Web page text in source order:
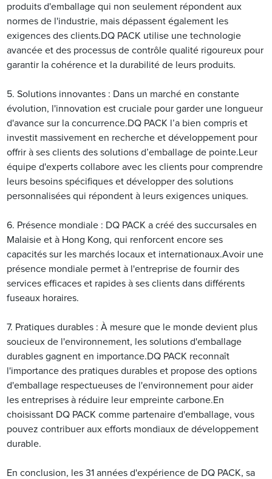
produits d'emballage qui non seulement répondent aux
normes de l'industrie, mais dépassent également les
exigences des clients.DQ PACK utilise une technologie
avancée et des processus de contrôle qualité rigoureux pour
garantir la cohérence et la durabilité de leurs produits.
5. Solutions innovantes : Dans un marché en constante
évolution, l'innovation est cruciale pour garder une longueur
d'avance sur la concurrence.DQ PACK l’a bien compris et
investit massivement en recherche et développement pour
offrir à ses clients des solutions d’emballage de pointe.Leur
équipe d'experts collabore avec les clients pour comprendre
leurs besoins spécifiques et développer des solutions
personnalisées qui répondent à leurs exigences uniques.
6. Présence mondiale : DQ PACK a créé des succursales en
Malaisie et à Hong Kong, qui renforcent encore ses
capacités sur les marchés locaux et internationaux.Avoir une
présence mondiale permet à l'entreprise de fournir des
services efficaces et rapides à ses clients dans différents
fuseaux horaires.
7. Pratiques durables : À mesure que le monde devient plus
soucieux de l'environnement, les solutions d'emballage
durables gagnent en importance.DQ PACK reconnaît
l'importance des pratiques durables et propose des options
d'emballage respectueuses de l'environnement pour aider
les entreprises à réduire leur empreinte carbone.En
choisissant DQ PACK comme partenaire d'emballage, vous
pouvez contribuer aux efforts mondiaux de développement
durable.
En conclusion, les 31 années d'expérience de DQ PACK, sa